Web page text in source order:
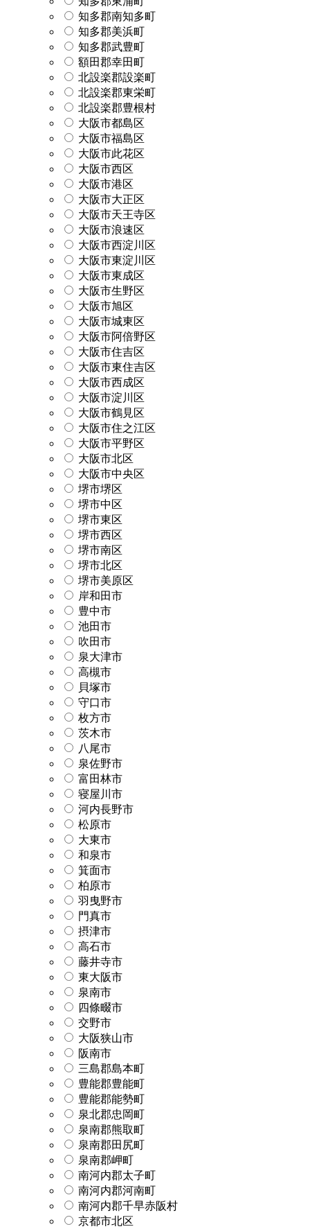
知多郡南知多町
知多郡美浜町
知多郡武豊町
額田郡幸田町
北設楽郡設楽町
北設楽郡東栄町
北設楽郡豊根村
大阪市都島区
大阪市福島区
大阪市此花区
大阪市西区
大阪市港区
大阪市大正区
大阪市天王寺区
大阪市浪速区
大阪市西淀川区
大阪市東淀川区
大阪市東成区
大阪市生野区
大阪市旭区
大阪市城東区
大阪市阿倍野区
大阪市住吉区
大阪市東住吉区
大阪市西成区
大阪市淀川区
大阪市鶴見区
大阪市住之江区
大阪市平野区
大阪市北区
大阪市中央区
堺市堺区
堺市中区
堺市東区
堺市西区
堺市南区
堺市北区
堺市美原区
岸和田市
豊中市
池田市
吹田市
泉大津市
高槻市
貝塚市
守口市
枚方市
茨木市
八尾市
泉佐野市
富田林市
寝屋川市
河内長野市
松原市
大東市
和泉市
箕面市
柏原市
羽曳野市
門真市
摂津市
高石市
藤井寺市
東大阪市
泉南市
四條畷市
交野市
大阪狭山市
阪南市
三島郡島本町
豊能郡豊能町
豊能郡能勢町
泉北郡忠岡町
泉南郡熊取町
泉南郡田尻町
泉南郡岬町
南河内郡太子町
南河内郡河南町
南河内郡千早赤阪村
京都市北区